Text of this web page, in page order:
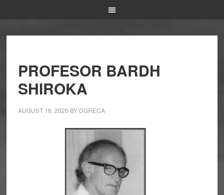
PROFESOR BARDH
SHIROKA
AUGUST 18, 2020 BY DGRECA